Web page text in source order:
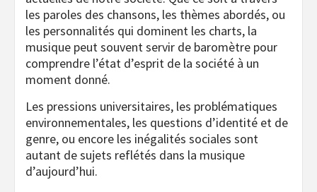
les paroles des chansons, les thèmes abordés, ou
les personnalités qui dominent les charts, la
musique peut souvent servir de baromètre pour
comprendre l’état d’esprit de la société à un
moment donné.
Les pressions universitaires, les problématiques
environnementales, les questions d’identité et de
genre, ou encore les inégalités sociales sont
autant de sujets reflétés dans la musique
d’aujourd’hui.